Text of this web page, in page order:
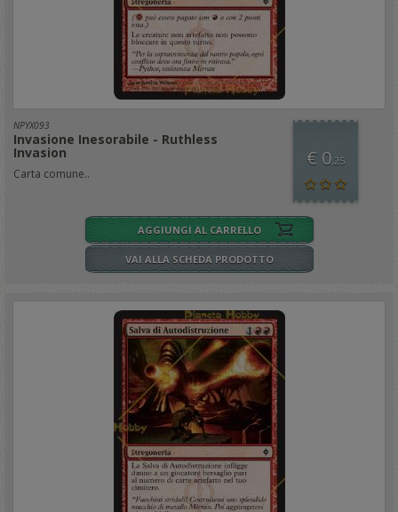
NPYX093
Invasione Inesorabile - Ruthless
Invasion
Carta comune..
€ 0,25
AGGIUNGI AL CARRELLO
VAI ALLA SCHEDA PRODOTTO